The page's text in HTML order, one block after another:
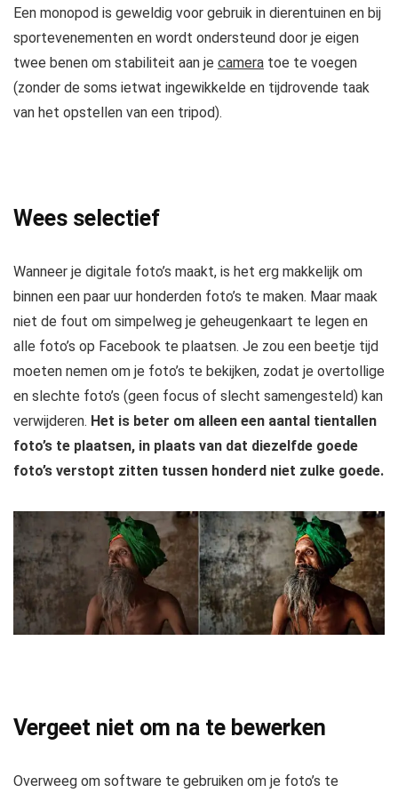
Een monopod is geweldig voor gebruik in dierentuinen en bij
sportevenementen en wordt ondersteund door je eigen
twee benen om stabiliteit aan je camera toe te voegen
(zonder de soms ietwat ingewikkelde en tijdrovende taak
van het opstellen van een tripod).
Wees selectief
Wanneer je digitale foto’s maakt, is het erg makkelijk om
binnen een paar uur honderden foto’s te maken. Maar maak
niet de fout om simpelweg je geheugenkaart te legen en
alle foto’s op Facebook te plaatsen. Je zou een beetje tijd
moeten nemen om je foto’s te bekijken, zodat je overtollige
en slechte foto’s (geen focus of slecht samengesteld) kan
verwijderen. Het is beter om alleen een aantal tientallen
foto’s te plaatsen, in plaats van dat diezelfde goede
foto’s verstopt zitten tussen honderd niet zulke goede.
Vergeet niet om na te bewerken
Overweeg om software te gebruiken om je foto’s te